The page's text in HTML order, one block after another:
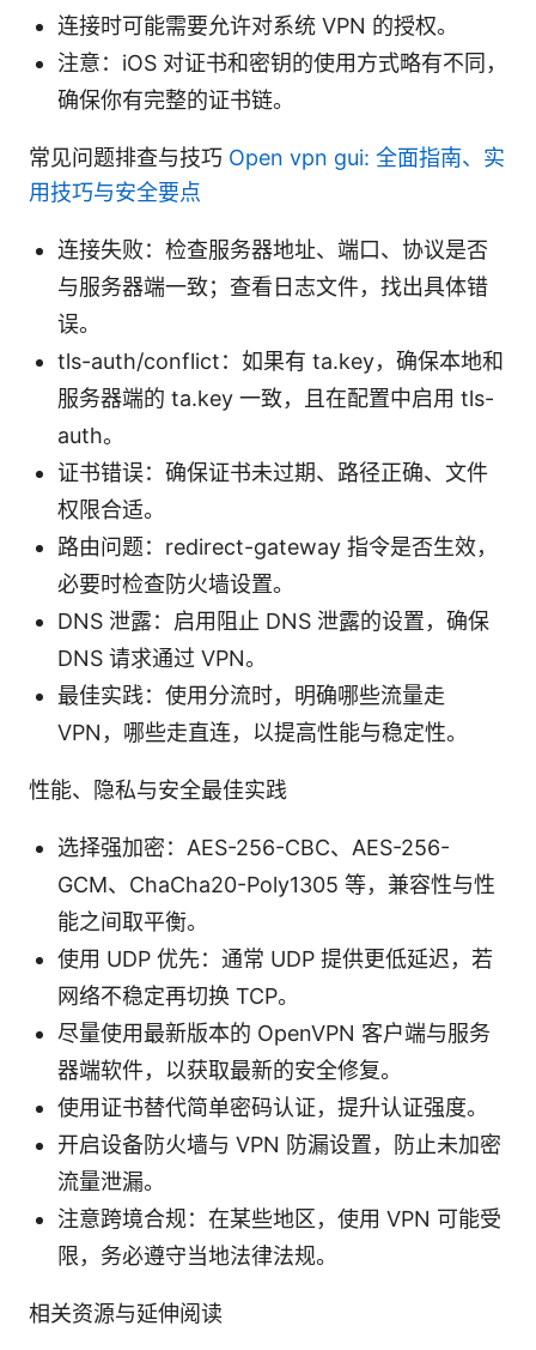
连接时可能需要允许对系统 VPN 的授权。
注意：iOS 对证书和密钥的使用方式略有不同，
确保你有完整的证书链。
常见问题排查与技巧 Open vpn gui: 全面指南、实
用技巧与安全要点
连接失败：检查服务器地址、端口、协议是否
与服务器端一致；查看日志文件，找出具体错
误。
tls-auth/conflict：如果有 ta.key，确保本地和
服务器端的 ta.key 一致，且在配置中启用 tls-
auth。
证书错误：确保证书未过期、路径正确、文件
权限合适。
路由问题：redirect-gateway 指令是否生效，
必要时检查防火墙设置。
DNS 泄露：启用阻止 DNS 泄露的设置，确保
DNS 请求通过 VPN。
最佳实践：使用分流时，明确哪些流量走
VPN，哪些走直连，以提高性能与稳定性。
性能、隐私与安全最佳实践
选择强加密：AES-256-CBC、AES-256-
GCM、ChaCha20-Poly1305 等，兼容性与性
能之间取平衡。
使用 UDP 优先：通常 UDP 提供更低延迟，若
网络不稳定再切换 TCP。
尽量使用最新版本的 OpenVPN 客户端与服务
器端软件，以获取最新的安全修复。
使用证书替代简单密码认证，提升认证强度。
开启设备防火墙与 VPN 防漏设置，防止未加密
流量泄漏。
注意跨境合规：在某些地区，使用 VPN 可能受
限，务必遵守当地法律法规。
相关资源与延伸阅读